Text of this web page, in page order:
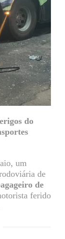
do
um
de
de
ferido